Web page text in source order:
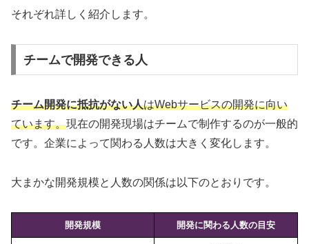
それぞれ詳しく紹介します。
チームで開発できる人
チーム開発に抵抗がない人はWebサービスの開発に向い
ています。現在の開発現場はチームで制作するのが一般的
です。企業によって関わる人数は大きく変化します。
大まかな開発規模と人数の関係は以下のとおりです。
開発規模 開発に関わる人数の目安